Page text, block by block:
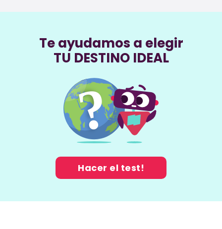
Te ayudamos a elegir
TU DESTINO IDEAL
Hacer el test!